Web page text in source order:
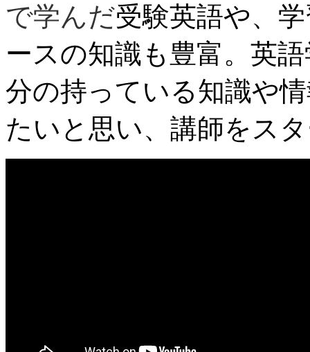
で学んだ受験英語や、
ースの知識も豊富。英
分の持っている知識や
たいと思い、講師をス